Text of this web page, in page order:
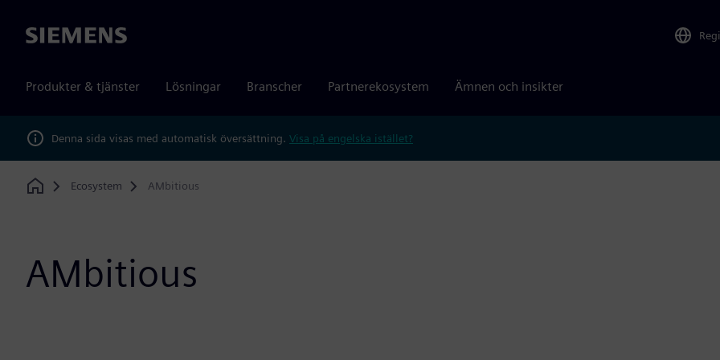
Siemens
Produkter & tjänster Lösningar Branscher Partnerekosystem Ämnen och insikter
Denna sida visas med automatisk översättning. Visa på engelska istället?
Home
Ecosystem AMbitious
AMbitious